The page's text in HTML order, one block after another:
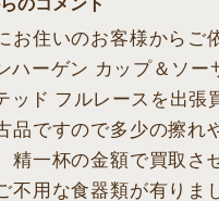
のコメント
お住いのお客様からご
ハーゲン カップ＆ソー
ッド フルレースを出張
品ですので多少の擦れ
精一杯の金額で買取さ
不用な食器類が有りま